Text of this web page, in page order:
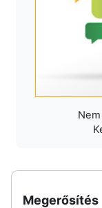
Megerősítés